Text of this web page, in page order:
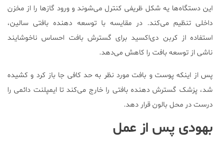
این دستگاه‌ها یه شکل ظریفی کنترل می‌شوند و ورود گاز‌ها را از مخزن
داخلی تنظیم می‌کند. در مقایسه با توسعه دهنده بافتی سالین،
استفاده از کربن دی‌اکسید برای گسترش بافت احساس ناخوشایند
ناشی از توسعه بافت را کاهش می‌دهد.
پس از اینکه پوست و بافت مورد نظر به حد کافی جا باز کرد و کشیده
شد، پزشک گسترش دهنده بافتی را خارج می‌کند تا ایمپلنت دائمی را
درست در محل بالون قرار دهد.
بهودی پس از عمل